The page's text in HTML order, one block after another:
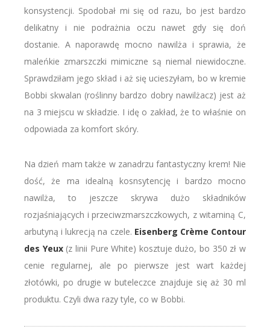
konsystencji. Spodobał mi się od razu, bo jest bardzo
delikatny i nie podrażnia oczu nawet gdy się doń
dostanie. A naporawdę mocno nawilża i sprawia, że
maleńkie zmarszczki mimiczne są niemal niewidoczne.
Sprawdziłam jego skład i aż się ucieszyłam, bo w kremie
Bobbi skwalan (roślinny bardzo dobry nawilżacz) jest aż
na 3 miejscu w składzie. I idę o zakład, że to właśnie on
odpowiada za komfort skóry.
Na dzień mam także w zanadrzu fantastyczny krem! Nie
dość, że ma idealną kosnsytencję i bardzo mocno
nawilża, to jeszcze skrywa dużo składników
rozjaśniających i przeciwzmarszczkowych, z witaminą C,
arbutyną i lukrecją na czele. Eisenberg Crème Contour
des Yeux (z linii Pure White) kosztuje dużo, bo 350 zł w
cenie regularnej, ale po pierwsze jest wart każdej
złotówki, po drugie w buteleczce znajduje się aż 30 ml
produktu. Czyli dwa razy tyle, co w Bobbi.